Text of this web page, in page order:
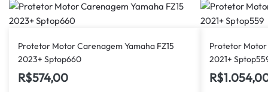
Protetor Motor Carenagem Yamaha FZ15
2023+ Sptop660
R$574,00
Protetor Motor
2021+
R$